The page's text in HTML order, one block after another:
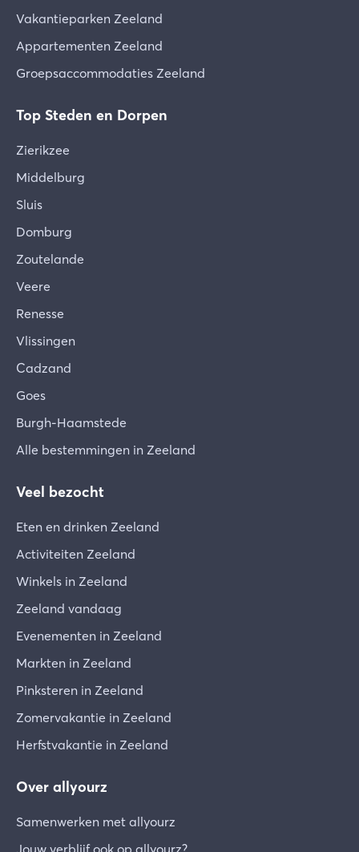
Vakantieparken Zeeland
Appartementen Zeeland
Groepsaccommodaties Zeeland
Top Steden en Dorpen
Zierikzee
Middelburg
Sluis
Domburg
Zoutelande
Veere
Renesse
Vlissingen
Cadzand
Goes
Burgh-Haamstede
Alle bestemmingen in Zeeland
Veel bezocht
Eten en drinken Zeeland
Activiteiten Zeeland
Winkels in Zeeland
Zeeland vandaag
Evenementen in Zeeland
Markten in Zeeland
Pinksteren in Zeeland
Zomervakantie in Zeeland
Herfstvakantie in Zeeland
Over allyourz
Samenwerken met allyourz
Jouw verblijf ook op allyourz?